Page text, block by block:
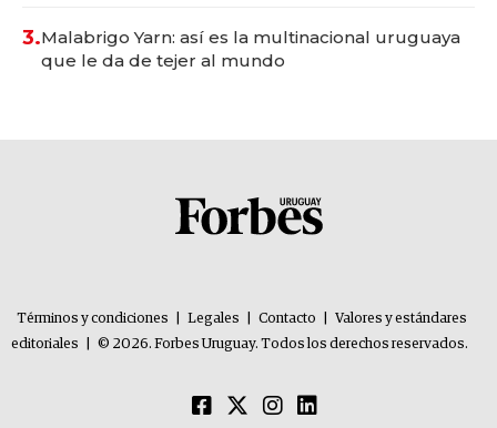
3.Malabrigo Yarn: así es la multinacional uruguaya
que le da de tejer al mundo
Términos y condiciones Legales Contacto
Valores y estándares
editoriales
© 2026. Forbes Uruguay. Todos los derechos reservados.